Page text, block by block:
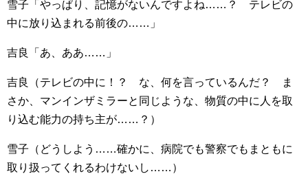
雪子「やっぱり、記憶がないんですよね……？ テレビの
中に放り込まれる前後の……」
吉良「あ、ああ……」
吉良（テレビの中に！？ な、何を言っているんだ？ ま
さか、マンインザミラーと同じような、物質の中に人を取
り込む能力の持ち主が……？）
雪子（どうしよう……確かに、病院でも警察でもまともに
取り扱ってくれるわけないし……）